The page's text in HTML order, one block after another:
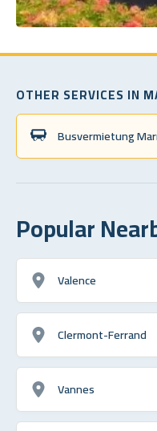
OTHER SERVICES IN
Busvermietung
Popular
Valence
Clermont-Ferrand
Vannes